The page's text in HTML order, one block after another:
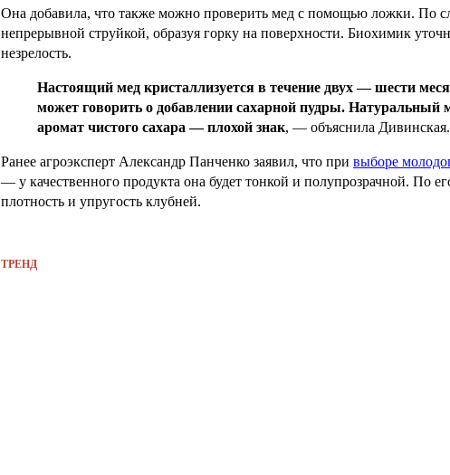
Она добавила, что также можно проверить мед с помощью ложки. По
непрерывной струйкой, образуя горку на поверхности. Биохимик
незрелость.
Настоящий мед кристаллизуется в течение двух — шести
может говорить о добавлении сахарной пудры. Натуральный
аромат чистого сахара — плохой знак, — объяснила Дивинская.
Ранее агроэксперт Александр Панченко заявил, что при выборе
— у качественного продукта она будет тонкой и полупрозрачной. По
плотность и упругость клубней.
ТРЕНД